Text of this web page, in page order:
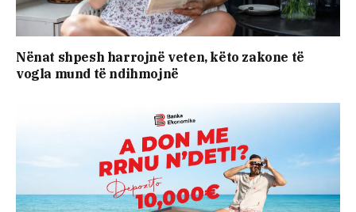
Nënat shpesh harrojnë veten, këto zakone të
vogla mund të ndihmojnë